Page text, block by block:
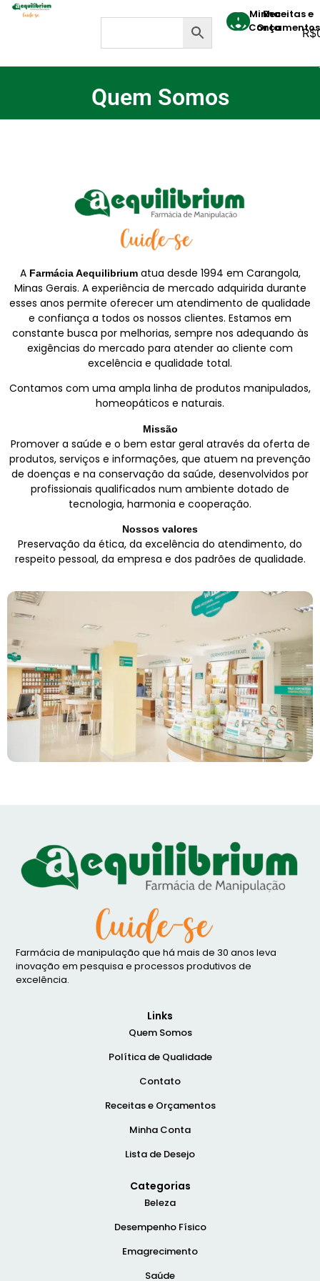
Minha
Conta
Receitas e
Orçamentos
R$
Quem Somos
A Farmácia Aequilibriumatua desde 1994 em Carangola,
Minas Gerais. A experiência de mercado adquirida durante
esses anos permite oferecer um atendimento de qualidade
e confiança a todos os nossos clientes. Estamos em
constante busca por melhorias, sempre nos adequando às
exigências do mercado para atender ao cliente com
excelência e qualidade total.
Contamos com uma ampla linha de produtos manipulados,
homeopáticos e naturais.
Missão
Promover a saúde e o bem estar geral através da oferta de
produtos, serviços e informações, que atuem na prevenção
de doenças e na conservação da saúde, desenvolvidos por
profissionais qualificados num ambiente dotado de
tecnologia, harmonia e cooperação.
Nossos valores
Preservação da ética, da excelência do atendimento, do
respeito pessoal, da empresa e dos padrões de qualidade.
Farmácia de manipulação que há mais de 30 anos leva
inovação em pesquisa e processos produtivos de
excelência.
Links
Quem Somos
Política de Qualidade
Contato
Receitas e Orçamentos
Minha Conta
Lista de Desejo
Categorias
Beleza
Desempenho Físico
Emagrecimento
Saúde